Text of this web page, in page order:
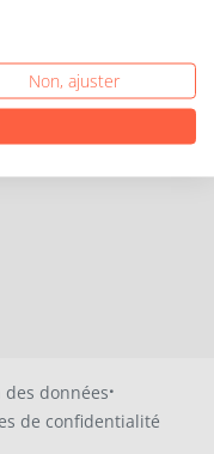
des données·
de confidentialité
Non, ajuster